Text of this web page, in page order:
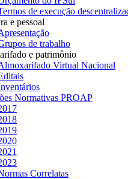
de execução
e pessoal
de trabalho
e patrimônio
Virtual Nacional
Normativas PROAP
Correlatas